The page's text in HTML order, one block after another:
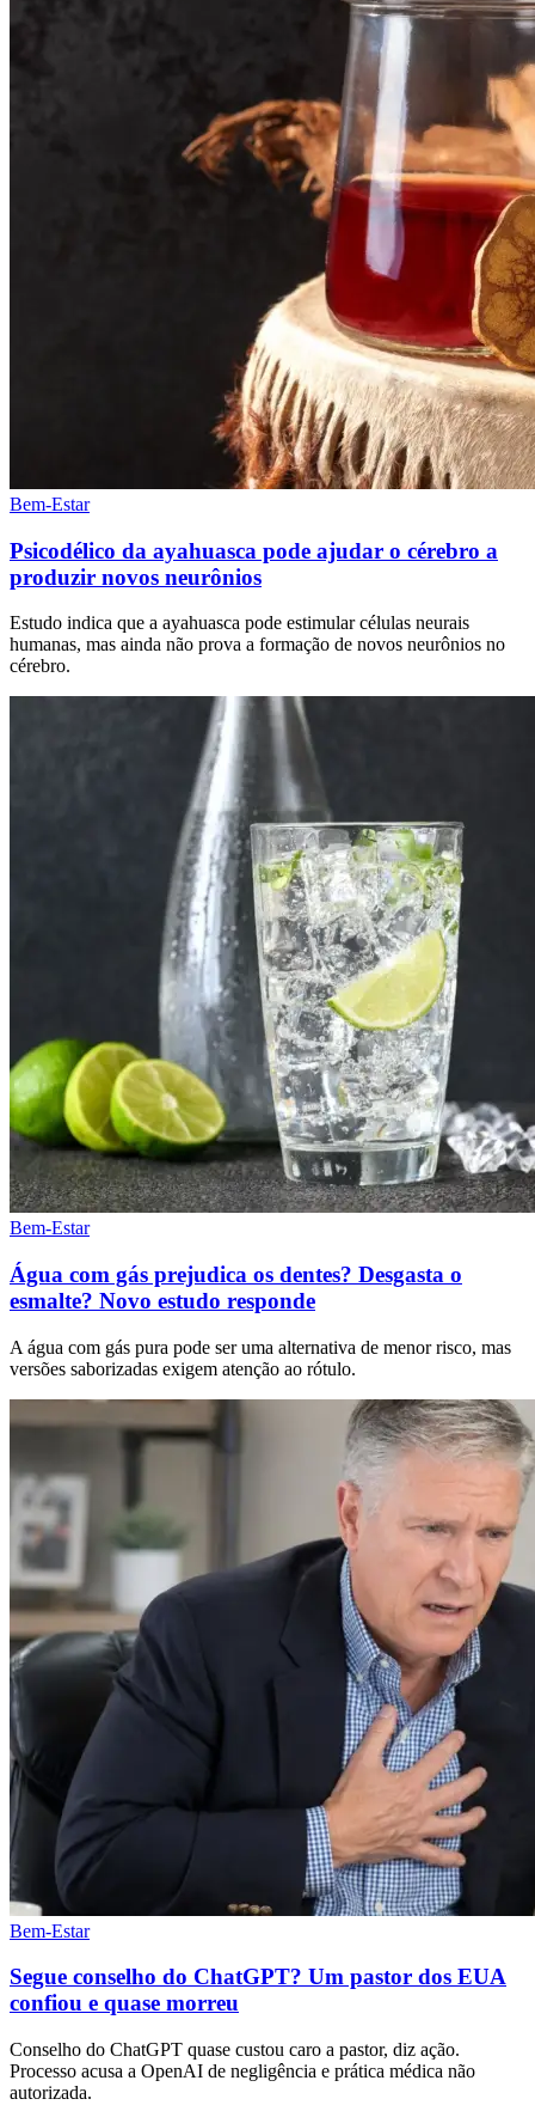
Bem-Estar
Psicodélico da ayahuasca pode ajudar o cérebro a
produzir novos neurônios
Estudo indica que a ayahuasca pode estimular células neurais
humanas, mas ainda não prova a formação de novos neurônios no
cérebro.
Bem-Estar
Água com gás prejudica os dentes? Desgasta o
esmalte? Novo estudo responde
A água com gás pura pode ser uma alternativa de menor risco, mas
versões saborizadas exigem atenção ao rótulo.
Bem-Estar
Segue conselho do ChatGPT? Um pastor dos EUA
confiou e quase morreu
Conselho do ChatGPT quase custou caro a pastor, diz ação.
Processo acusa a OpenAI de negligência e prática médica não
autorizada.